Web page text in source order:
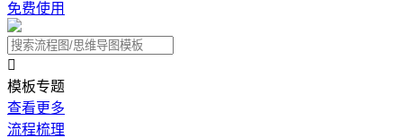
免费使用

模板专题
查看更多
流程梳理